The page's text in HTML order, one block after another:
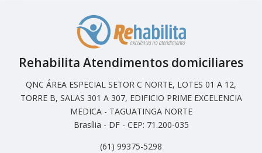
Rehabilita Atendimentos domiciliares
QNC ÁREA ESPECIAL SETOR C NORTE, LOTES 01 A 12,
TORRE B, SALAS 301 A 307, EDIFICIO PRIME EXCELENCIA
MEDICA - TAGUATINGA NORTE
Brasília - DF - CEP: 71.200-035
(61) 99375-5298